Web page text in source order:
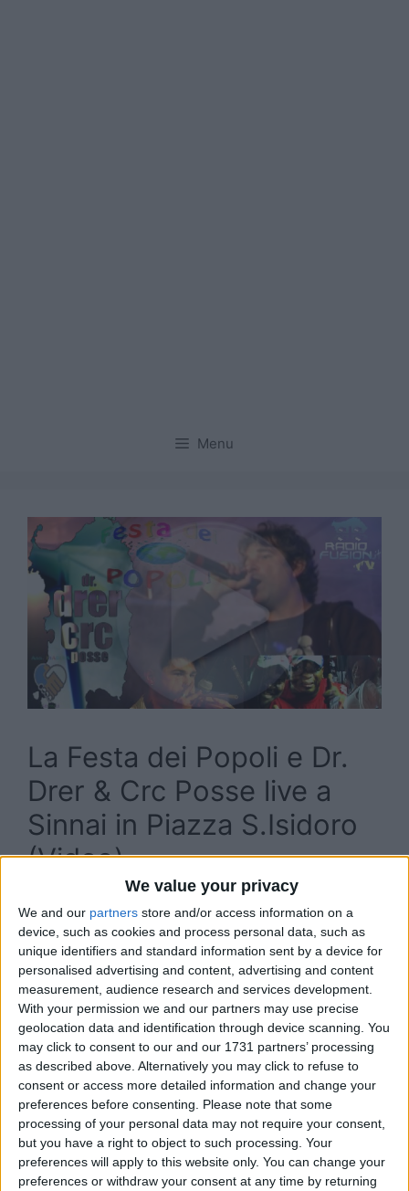
We value your privacy
We and our partners store and/or access information on a
device, such as cookies and process personal data, such as
unique identifiers and standard information sent by a device for
personalised advertising and content, advertising and content
measurement, audience research and services development.
With your permission we and our partners may use precise
geolocation data and identification through device scanning. You
may click to consent to our and our 1731 partners’ processing
as described above. Alternatively you may click to refuse to
consent or access more detailed information and change your
preferences before consenting.
Please note that some
processing of your personal data may not require your consent,
but you have a right to object to such processing. Your
preferences will apply to this website only. You can change your
preferences or withdraw your consent at any time by returning
Menu
La Festa dei Popoli e Dr.
Drer & Crc Posse live a
Sinnai in Piazza S.Isidoro
(Video)